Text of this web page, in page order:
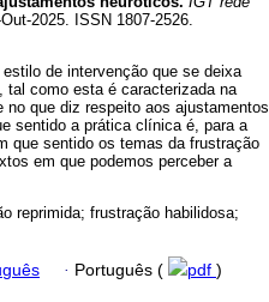
2025. ISSN 1807-2526.
de intervenção que se deixa
tal como esta é caracterizada na
no que diz respeito aos ajustamentos
sentido a prática clínica é, para a
que sentido os temas da frustração
em que podemos perceber a
reprimida; frustração habilidosa;
· Português ( pdf )